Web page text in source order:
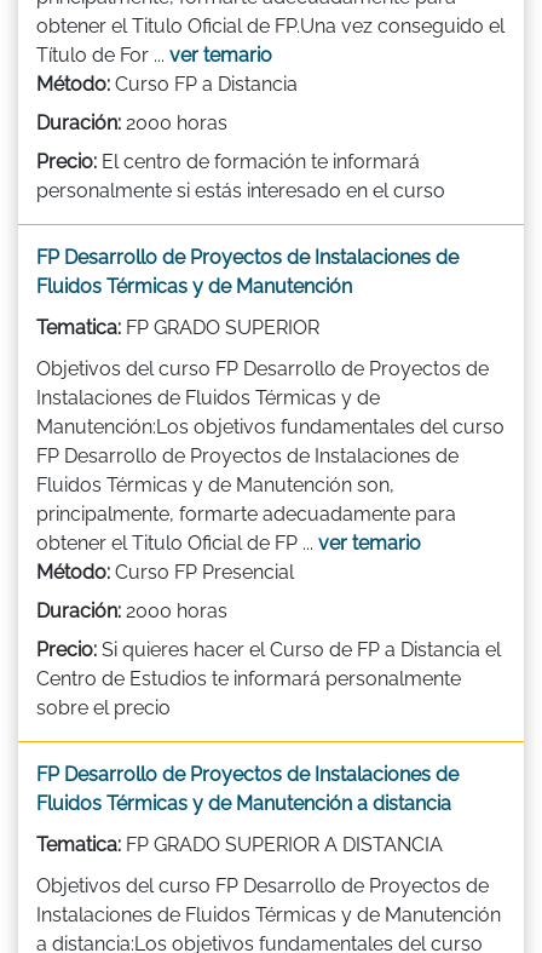
obtener el Titulo Oficial de FP.Una vez conseguido el
Título de For ... ver temario
Método: Curso FP a Distancia
Duración: 2000 horas
Precio: El centro de formación te informará
personalmente si estás interesado en el curso
FP Desarrollo de Proyectos de Instalaciones de
Fluidos Térmicas y de Manutención
Tematica: FP GRADO SUPERIOR
Objetivos del curso FP Desarrollo de Proyectos de
Instalaciones de Fluidos Térmicas y de
Manutención:Los objetivos fundamentales del curso
FP Desarrollo de Proyectos de Instalaciones de
Fluidos Térmicas y de Manutención son,
principalmente, formarte adecuadamente para
obtener el Titulo Oficial de FP ... ver temario
Método: Curso FP Presencial
Duración: 2000 horas
Precio: Si quieres hacer el Curso de FP a Distancia el
Centro de Estudios te informará personalmente
sobre el precio
FP Desarrollo de Proyectos de Instalaciones de
Fluidos Térmicas y de Manutención a distancia
Tematica: FP GRADO SUPERIOR A DISTANCIA
Objetivos del curso FP Desarrollo de Proyectos de
Instalaciones de Fluidos Térmicas y de Manutención
a distancia:Los objetivos fundamentales del curso